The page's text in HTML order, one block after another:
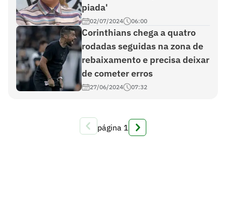
piada'
02/07/2024 06:00
Corinthians chega a quatro
rodadas seguidas na zona de
rebaixamento e precisa deixar
de cometer erros
27/06/2024 07:32
página 1